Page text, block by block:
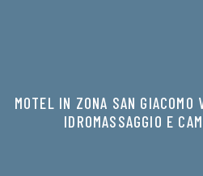
MOTEL IN ZONA SAN GIACOMO
IDROMASSAGGIO E